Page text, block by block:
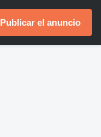
Publicar el anuncio